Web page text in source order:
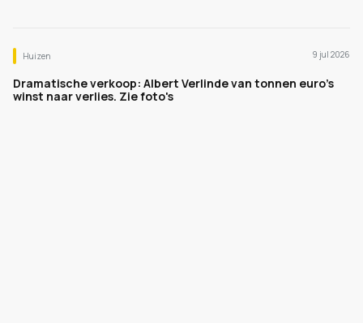
Huizen 9 jul 2026
Dramatische verkoop: Albert Verlinde van tonnen euro's
winst naar verlies. Zie foto's